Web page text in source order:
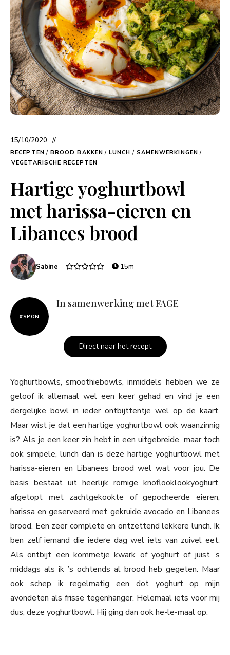
15/10/2020
RECEPTEN / BROOD BAKKEN / LUNCH / SAMENWERKINGEN /
VEGETARISCHE RECEPTEN
Hartige yoghurtbowl
met harissa-eieren en
Libanees brood
Sabine 15m
#SPON
In samenwerking met FAGE
Direct naar het recept
Yoghurtbowls, smoothiebowls, inmiddels hebben we ze
geloof ik allemaal wel een keer gehad en vind je een
dergelijke bowl in ieder ontbijttentje wel op de kaart.
Maar wist je dat een hartige yoghurtbowl ook waanzinnig
is? Als je een keer zin hebt in een uitgebreide, maar toch
ook simpele, lunch dan is deze hartige yoghurtbowl met
harissa-eieren en Libanees brood wel wat voor jou. De
basis bestaat uit heerlijk romige knoflooklookyoghurt,
afgetopt met zachtgekookte of gepocheerde eieren,
harissa en geserveerd met gekruide avocado en Libanees
brood. Een zeer complete en ontzettend lekkere lunch. Ik
ben zelf iemand die iedere dag wel iets van zuivel eet.
Als ontbijt een kommetje kwark of yoghurt of juist ’s
middags als ik ’s ochtends al brood heb gegeten. Maar
ook schep ik regelmatig een dot yoghurt op mijn
avondeten als frisse tegenhanger. Helemaal iets voor mij
dus, deze yoghurtbowl. Hij ging dan ook he-le-maal op.